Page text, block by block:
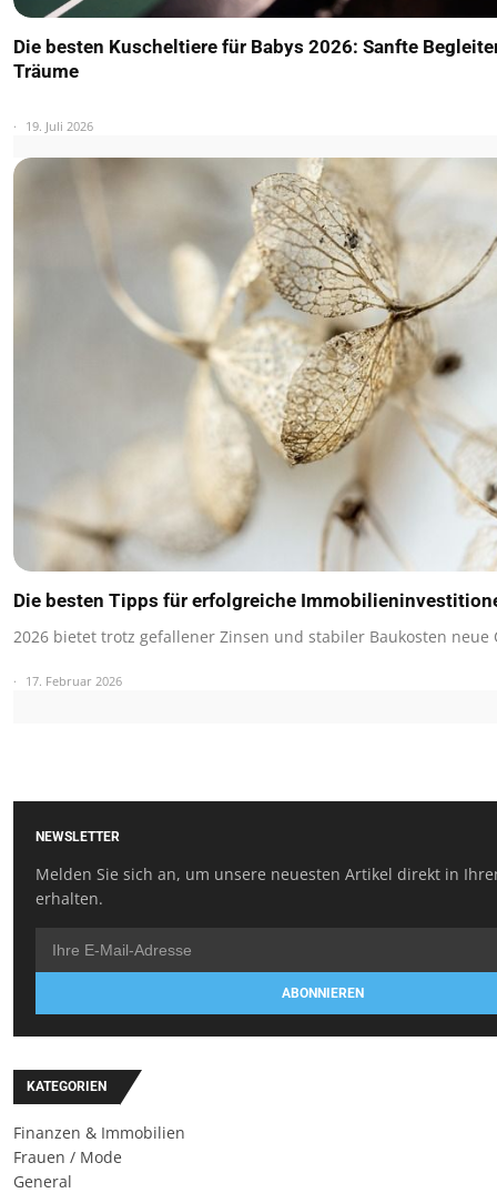
Die besten Kuscheltiere für Babys 2026: Sanfte
Träume
19. Juli 2026
Die besten Tipps für erfolgreiche
2026 bietet trotz gefallener Zinsen und stabiler Baukosten
17. Februar 2026
NEWSLETTER
Melden Sie sich an, um unsere neuesten Artikel direkt in
erhalten.
ABONNIEREN
KATEGORIEN
Finanzen & Immobilien
Frauen / Mode
General